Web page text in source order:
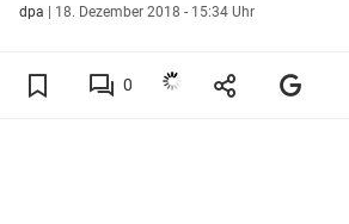
dpa | 18. Dezember 2018 - 15:34 Uhr
0